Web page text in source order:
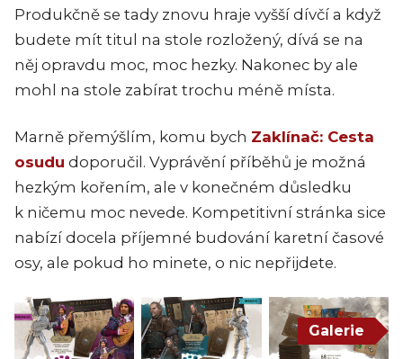
Produkčně se tady znovu hraje vyšší dívčí a když
budete mít titul na stole rozložený, dívá se na
něj opravdu moc, moc hezky. Nakonec by ale
mohl na stole zabírat trochu méně místa.
Marně přemýšlím, komu bych Zaklínač: Cesta
osudu doporučil. Vyprávění příběhů je možná
hezkým kořením, ale v konečném důsledku
k ničemu moc nevede. Kompetitivní stránka sice
nabízí docela příjemné budování karetní časové
osy, ale pokud ho minete, o nic nepřijdete.
Galerie